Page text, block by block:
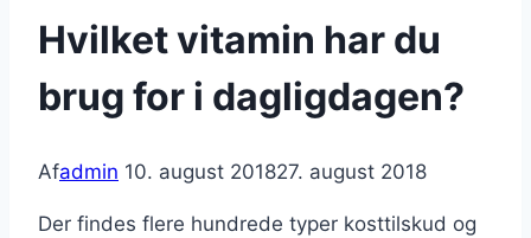
Hvilket vitamin har du
brug for i dagligdagen?
Afadmin 10. august 201827. august 2018
Der findes flere hundrede typer kosttilskud og